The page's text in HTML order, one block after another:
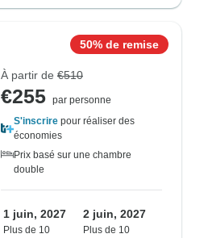
50% de remise
À partir de €510
€255 par personne
S'inscrire pour réaliser des
économies
Prix basé sur une chambre
double
1 juin, 2027
Plus de 10
2 juin, 2027
Plus de 10